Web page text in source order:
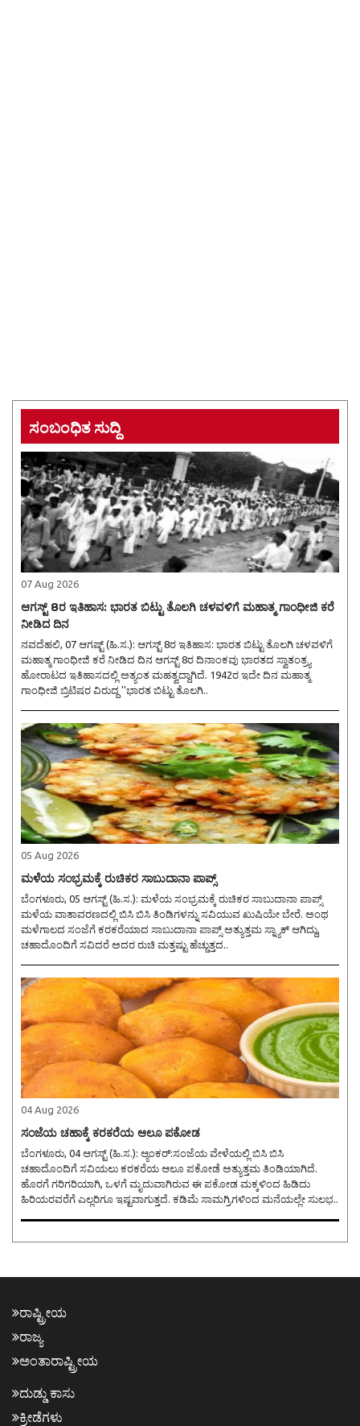
ಸಂಬಂಧಿತ ಸುದ್ದಿ
07 Aug 2026
ಆಗಸ್ಟ್ 8ರ ಇತಿಹಾಸ: ಭಾರತ ಬಿಟ್ಟು ತೊಲಗಿ ಚಳವಳಿಗೆ ಮಹಾತ್ಮ ಗಾಂಧೀಜಿ ಕರೆ
ನೀಡಿದ ದಿನ
ನವದೆಹಲಿ, 07 ಆಗಷ್ಟ್ (ಹಿ.ಸ.): ಆಗಸ್ಟ್ 8ರ ಇತಿಹಾಸ: ಭಾರತ ಬಿಟ್ಟು ತೊಲಗಿ ಚಳವಳಿಗೆ
ಮಹಾತ್ಮ ಗಾಂಧೀಜಿ ಕರೆ ನೀಡಿದ ದಿನ ಆಗಸ್ಟ್ 8ರ ದಿನಾಂಕವು ಭಾರತದ ಸ್ವಾತಂತ್ರ್ಯ
ಹೋರಾಟದ ಇತಿಹಾಸದಲ್ಲಿ ಅತ್ಯಂತ ಮಹತ್ವದ್ದಾಗಿದೆ. 1942ರ ಇದೇ ದಿನ ಮಹಾತ್ಮ
ಗಾಂಧೀಜಿ ಬ್ರಿಟಿಷರ ವಿರುದ್ಧ ''ಭಾರತ ಬಿಟ್ಟು ತೊಲಗಿ..
05 Aug 2026
ಮಳೆಯ ಸಂಭ್ರಮಕ್ಕೆ ರುಚಿಕರ ಸಾಬುದಾನಾ ಪಾಪ್ಸ್
ಬೆಂಗಳೂರು, 05 ಆಗಸ್ಟ್ (ಹಿ.ಸ.): ಮಳೆಯ ಸಂಭ್ರಮಕ್ಕೆ ರುಚಿಕರ ಸಾಬುದಾನಾ ಪಾಪ್ಸ್
ಮಳೆಯ ವಾತಾವರಣದಲ್ಲಿ ಬಿಸಿ ಬಿಸಿ ತಿಂಡಿಗಳನ್ನು ಸವಿಯುವ ಖುಷಿಯೇ ಬೇರೆ. ಅಂಥ
ಮಳೆಗಾಲದ ಸಂಜೆಗೆ ಕರಕರೆಯಾದ ಸಾಬುದಾನಾ ಪಾಪ್ಸ್ ಅತ್ಯುತ್ತಮ ಸ್ನ್ಯಾಕ್ ಆಗಿದ್ದು,
ಚಹಾದೊಂದಿಗೆ ಸವಿದರೆ ಅದರ ರುಚಿ ಮತ್ತಷ್ಟು ಹೆಚ್ಚುತ್ತದ..
04 Aug 2026
ಸಂಜೆಯ ಚಹಾಕ್ಕೆ ಕರಕರೆಯ ಆಲೂ ಪಕೋಡ
ಬೆಂಗಳೂರು, 04 ಆಗಸ್ಟ್ (ಹಿ.ಸ.): ಆ್ಯಂಕರ್:ಸಂಜೆಯ ವೇಳೆಯಲ್ಲಿ ಬಿಸಿ ಬಿಸಿ
ಚಹಾದೊಂದಿಗೆ ಸವಿಯಲು ಕರಕರೆಯ ಆಲೂ ಪಕೋಡೆ ಅತ್ಯುತ್ತಮ ತಿಂಡಿಯಾಗಿದೆ.
ಹೊರಗೆ ಗರಿಗರಿಯಾಗಿ, ಒಳಗೆ ಮೃದುವಾಗಿರುವ ಈ ಪಕೋಡ ಮಕ್ಕಳಿಂದ ಹಿಡಿದು
ಹಿರಿಯರವರೆಗೆ ಎಲ್ಲರಿಗೂ ಇಷ್ಟವಾಗುತ್ತದೆ. ಕಡಿಮೆ ಸಾಮಗ್ರಿಗಳಿಂದ ಮನೆಯಲ್ಲೇ ಸುಲಭ..
ರಾಷ್ಟ್ರೀಯ
ರಾಜ್ಯ
ಅಂತಾರಾಷ್ಟ್ರೀಯ
ದುಡ್ಡು ಕಾಸು
ಕ್ರೀಡೆಗಳು